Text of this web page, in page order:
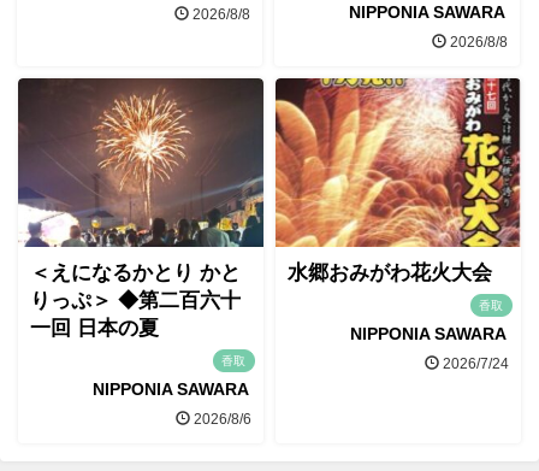
2026/8/8 NIPPONIA SAWARA
2026/8/8
＜えになるかとり かと
りっぷ＞ ◆第二百六十
一回 日本の夏
香取
NIPPONIA SAWARA
2026/8/6
水郷おみがわ花火大会
香取
NIPPONIA SAWARA
2026/7/24